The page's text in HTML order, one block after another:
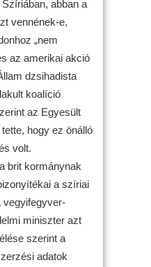
abban a
vennének-e,
„nem
az amerikai akció
dzsihadista
koalíció
az Egyesült
hogy ez önálló
volt.
brit kormánynak
a szíriai
vegyifegyver-
miniszter azt
szerint a
adatok